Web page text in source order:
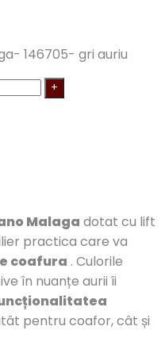
146705- gri auriu
Malaga dotat cu lift
practica care va
coafura . Culorile
în nuanțe aurii îi
pentru coafor, cât și